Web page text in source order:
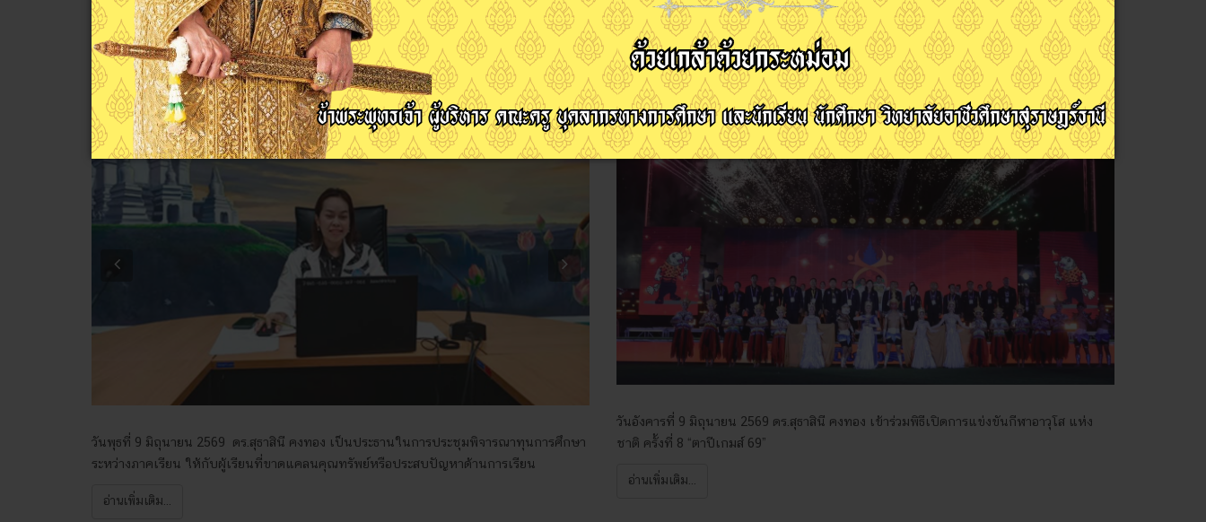
ณัฐสิทธิ์ อินนุรักษ์ ข่าวประชาสัมพันธ์
10 มิถุนายน 2569
ฮิต: 60
Previous Next
วันพุธที่ 9 มิถุนายน 2569 ดร.สุธาสินี คงทอง เป็นประธานในการประชุมพิจารณาทุนการศึกษา
ระหว่างภาคเรียน ให้กับผู้เรียนที่ขาดแคลนคุณทรัพย์หรือประสบปัญหาด้านการเรียน
อ่านเพิ่มเติม...
ฮิต: 60
วันอังคารที่ 9 มิถุนายน 2569 ดร.สุธาสินี คงทอง เข้าร่วมพิธีเปิดการแข่งขันกีฬาอาวุโส แห่ง
ชาติ ครั้งที่ 8 “ตาปีเกมส์ 69”
อ่านเพิ่มเติม...